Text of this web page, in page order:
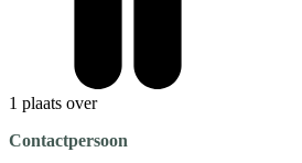
1 plaats over
Contactpersoon